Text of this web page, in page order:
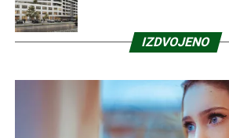
IZDVOJENO